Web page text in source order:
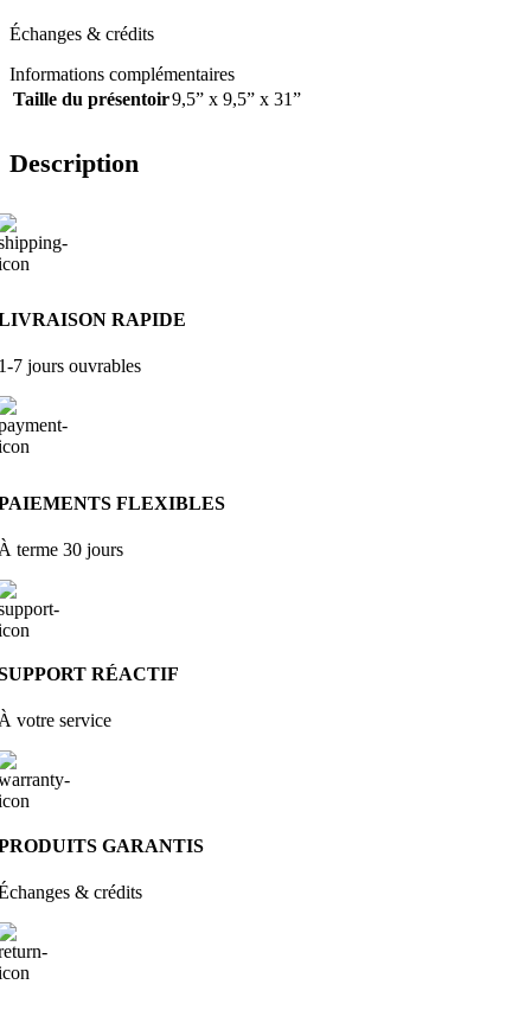
Échanges & crédits
Informations complémentaires
Taille du présentoir9,5” x 9,5” x 31”
Description
RAPIDE
7 jours ouvrables
FLEXIBLES
terme 30 jours
RÉACTIF
votre service
GARANTIS
& crédits